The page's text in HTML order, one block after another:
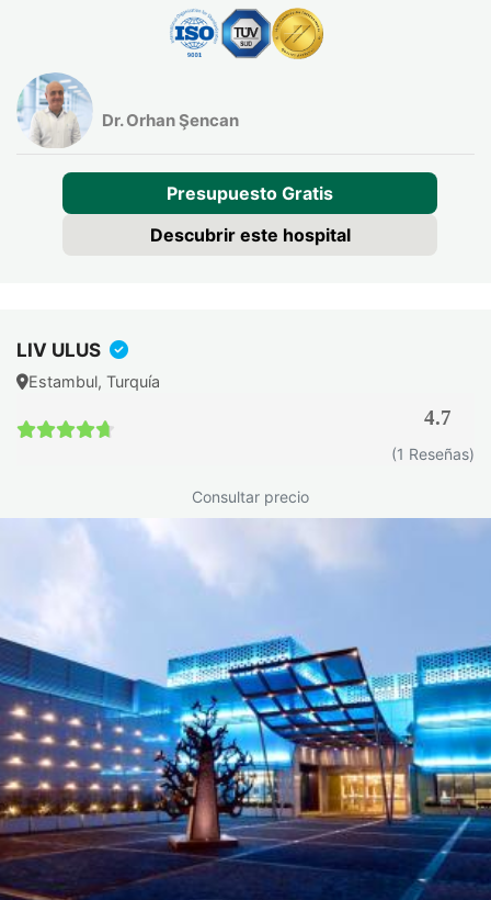
Dr. Orhan Şencan
Presupuesto Gratis
Descubrir este hospital
LIV ULUS
Estambul, Turquía
4.7
(1 Reseñas)
Consultar precio